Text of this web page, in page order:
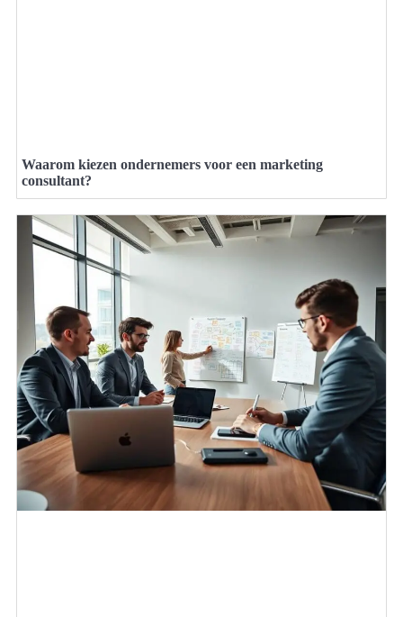
Waarom kiezen ondernemers voor een marketing
consultant?